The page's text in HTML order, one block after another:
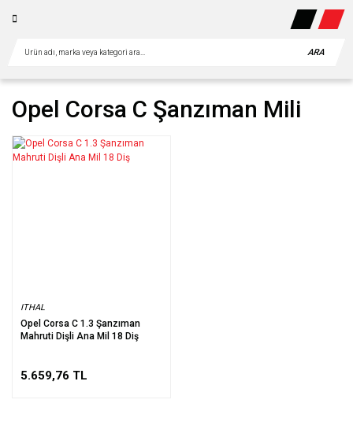
ARA
Opel Corsa C Şanzıman Mili
ITHAL
Opel Corsa C 1.3 Şanzıman
Mahruti Dişli Ana Mil 18 Diş
5.659,76 TL